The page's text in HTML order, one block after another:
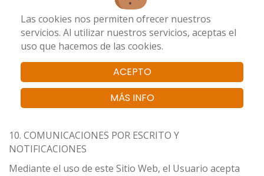
Las cookies nos permiten ofrecer nuestros
servicios. Al utilizar nuestros servicios, aceptas el
uso que hacemos de las cookies.
ACEPTO
MÁS INFO
De esta forma, las obligaciones quedarán suspendidas
durante el periodo en que la causa de fuerza mayor
continúe, y Escuela de danza y tienda Ballizo dispondrá
de una ampliación en el plazo para cumplirlas por un
periodo de tiempo igual al que dure la causa de fuerza
mayor. Escuela de danza y tienda Ballizo pondrá todos
los medios razonables para encontrar una solución que
le permita cumplir con sus obligaciones a pesar de la
10. COMUNICACIONES POR ESCRITO Y
NOTIFICACIONES
Mediante el uso de este Sitio Web, el Usuario acepta